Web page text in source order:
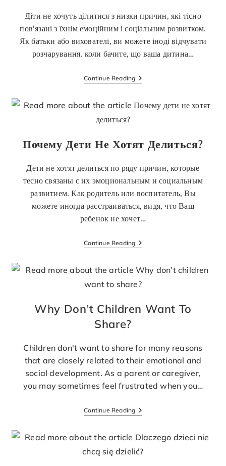
Діти не хочуть ділитися з низки причин, які тісно
пов'язані з їхнім емоційним і соціальним розвитком.
Як батьки або вихователі, ви можете іноді відчувати
розчарування, коли бачите, що ваша дитина…
Continue Reading
Почему Дети Не Хотят Делиться?
Дети не хотят делиться по ряду причин, которые
тесно связаны с их эмоциональным и социальным
развитием. Как родитель или воспитатель, Вы
можете иногда расстраиваться, видя, что Ваш
ребенок не хочет…
Continue Reading
Why Don’t Children Want To
Share?
Children don't want to share for many reasons
that are closely related to their emotional and
social development. As a parent or caregiver,
you may sometimes feel frustrated when you…
Continue Reading